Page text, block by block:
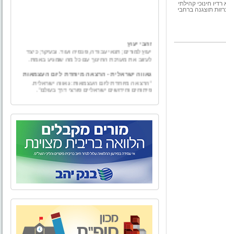
חינוכי קהילתי
תוצגנה ברחבי
יעוץ למורים; תנאי עבודה, פנסיה ועוד. ובעיקר; כיצד
לעזוב את מערכת החינוך עם כל מה שמגיע באמת.
גאווה ישראלית - הרצאה מיוחדת ליום העצמאות
"הרצאה מיוחדת ליום העצמאות: גאווה ישראלית.
פיתוחים וחידושים ישראליים פורצי דרך בעולם".
"גמולים - יעוץ למורה" מספקת למגזר עובדי מערכת
החינוך בפרט ולמגזרי המשק השונים בכלל, בדיקה
אובייקטיבית ומגוון פתרונות פיננסיים להם ולבני ביתם.
מאחורינו אלפי שעות ייעוץ פיננסי ופנסיוני לכל מגזרי
המשק השונים.
אל הטבע - טיולים, אירועים, ימי גיבוש וסדנאות
לארגונים,סדנאות O.D.T
"אל הטבע" מתמחה בהפקת פעילויות שונות בטבע -
ספר וקבוצות. אנו מקפידים על איכות בשירות ובביצוע
כדי להעניק ללקוחותינו חוויה שתיזכר לאורך זמן.
הצוות של "אל הטבע" בשילוב התפאורה של טבע
ארצנו מבטיח יציאה מהשגרה וחוויה שתיזכר לזמן רב.